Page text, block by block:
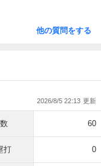
他の質問をする
2026/8/5 22:13
60
打 0